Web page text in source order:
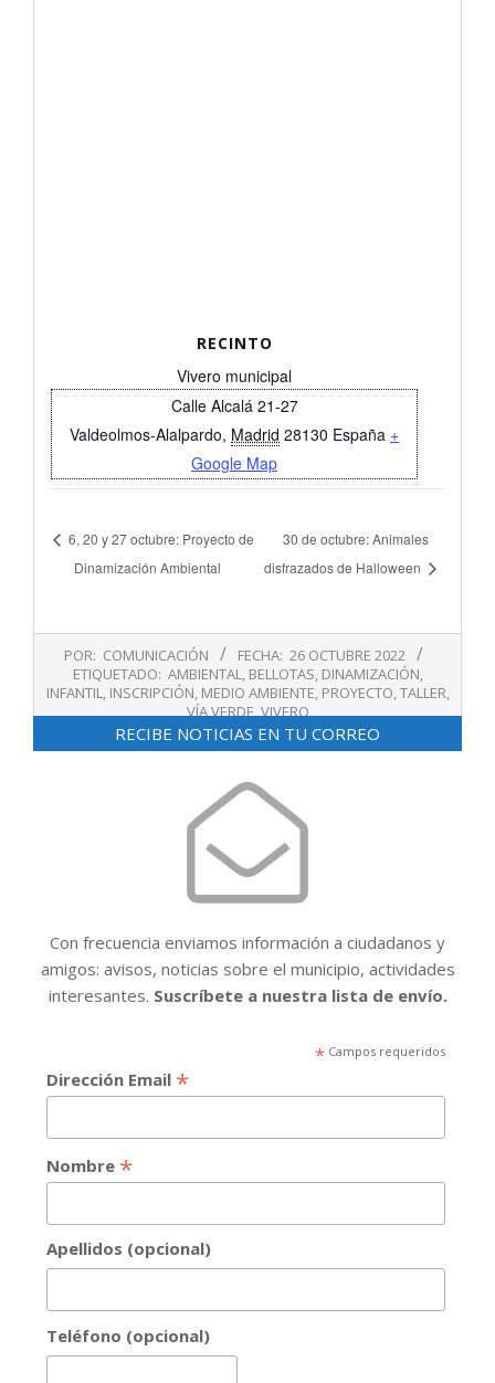
RECINTO
Vivero municipal
Calle Alcalá 21-27
Valdeolmos-Alalpardo, Madrid 28130 España +
Google Map
6, 20 y 27 octubre: Proyecto de
Dinamización Ambiental
30 de octubre: Animales
disfrazados de Halloween
26
POR: COMUNICACIÓN FECHA: 26 OCTUBRE 2022
ETIQUETADO: AMBIENTAL, BELLOTAS, DINAMIZACIÓN,
INFANTIL, INSCRIPCIÓN, MEDIO AMBIENTE, PROYECTO,TALLER,
VÍA VERDE,VIVERO
RECIBE NOTICIAS EN TU CORREO
Con frecuencia enviamos información a ciudadanos y
amigos: avisos, noticias sobre el municipio, actividades
interesantes. Suscríbete a nuestra lista de envío.
*Campos requeridos
Dirección Email *
Nombre *
Apellidos (opcional)
Teléfono (opcional)